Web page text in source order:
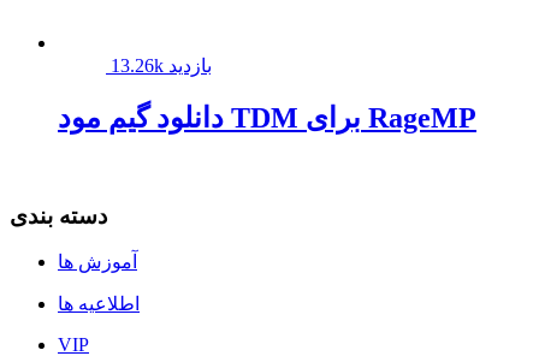
13.26k بازدید
دانلود گیم مود TDM برای RageMP
دسته بندی
آموزش ها
اطلاعیه ها
VIP